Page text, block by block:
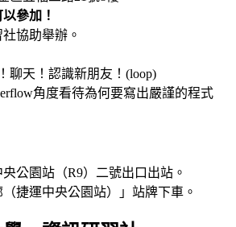
參加！
協助舉辦。
聊天！認識新朋友！(loop)
角度看待為何要寫出嚴謹的程式
公園站（R9）二號出口出站。
捷運中央公園站）」站牌下車。